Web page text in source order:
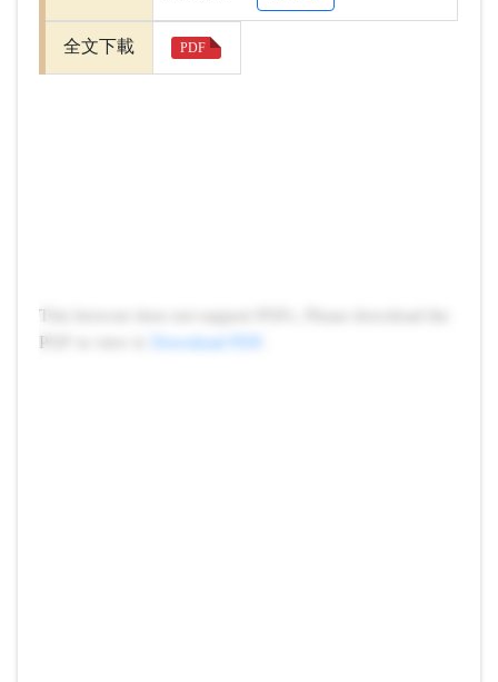
全文下載 PDF
This browser does not support PDFs. Please download the
PDF to view it:
Download PDF